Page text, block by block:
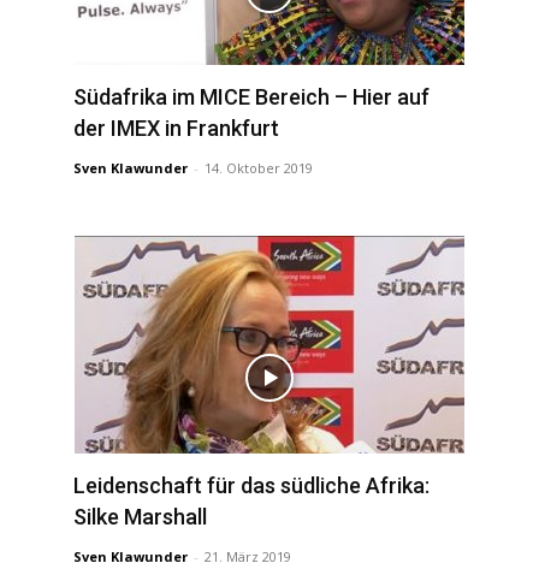
Südafrika im MICE Bereich – Hier auf
der IMEX in Frankfurt
Sven Klawunder - 14. Oktober 2019
Leidenschaft für das südliche Afrika:
Silke Marshall
Sven Klawunder - 21. März 2019